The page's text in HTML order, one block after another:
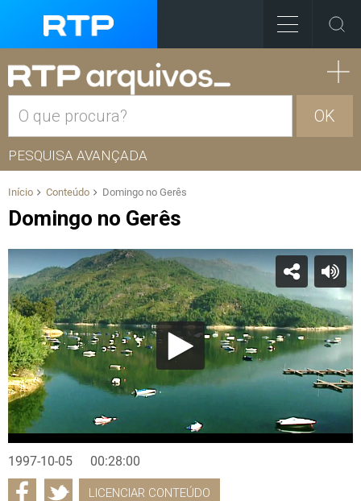
OK
PESQUISA AVANÇADA
Início Conteúdo Domingo no Gerês
Domingo no Gerês
1997-10-05 00:28:00
LICENCIAR CONTEÚDO